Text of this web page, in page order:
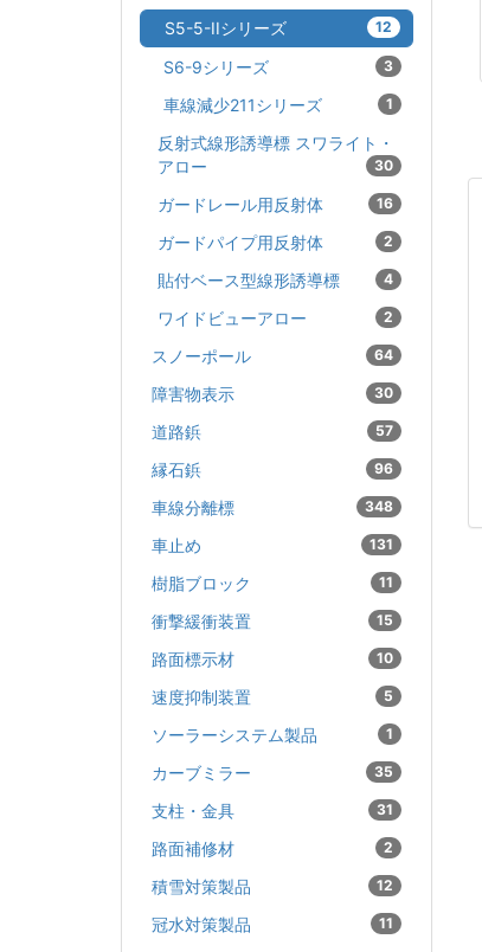
S5-5-IIシリーズ 12
S6-9シリーズ 3
車線減少211シリーズ 1
反射式線形誘導標 スワライト・
アロー
30
ガードレール用反射体 16
ガードパイプ用反射体 2
貼付ベース型線形誘導標 4
ワイドビューアロー 2
スノーポール 64
障害物表示 30
道路鋲 57
縁石鋲 96
車線分離標 348
車止め 131
樹脂ブロック 11
衝撃緩衝装置 15
路面標示材 10
速度抑制装置 5
ソーラーシステム製品 1
カーブミラー 35
支柱・金具 31
路面補修材 2
積雪対策製品 12
冠水対策製品 11